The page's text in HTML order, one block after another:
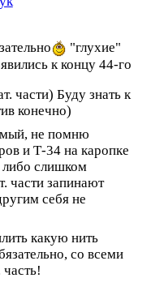
"глухие"
к концу 44-го
части) Буду знать к
конечно)
не помню
и Т-34 на каропке
слишком
части запинают
себя не
какую нить
со всеми